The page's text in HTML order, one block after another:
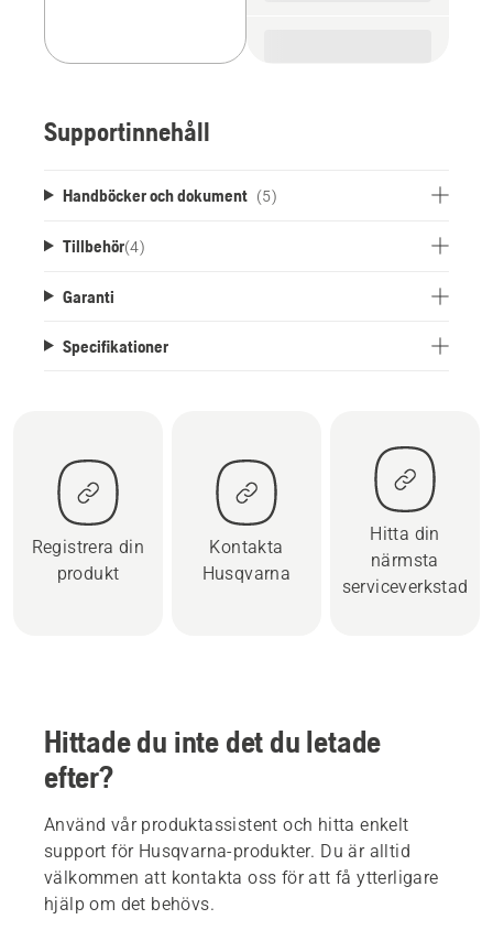
Supportinnehåll
Handböcker och dokument (5)
Tillbehör(4)
Garanti
Specifikationer
Registrera din
produkt
Kontakta
Husqvarna
Hitta din
närmsta
serviceverkstad
Hittade du inte det du letade
efter?
Använd vår produktassistent och hitta enkelt
support för Husqvarna-produkter. Du är alltid
välkommen att kontakta oss för att få ytterligare
hjälp om det behövs.